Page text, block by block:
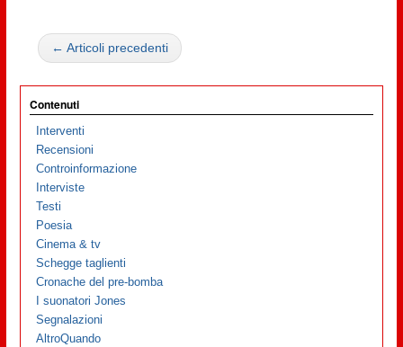
← Articoli precedenti
Contenuti
Interventi
Recensioni
Controinformazione
Interviste
Testi
Poesia
Cinema & tv
Schegge taglienti
Cronache del pre-bomba
I suonatori Jones
Segnalazioni
AltroQuando